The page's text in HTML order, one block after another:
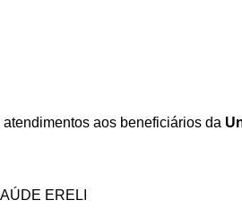
aos beneficiários da
ERELI